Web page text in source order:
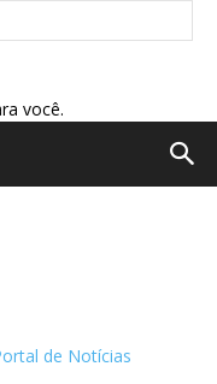
você.
de Notícias